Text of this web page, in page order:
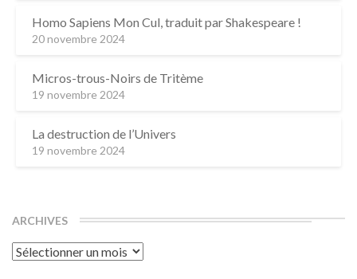
Homo Sapiens Mon Cul, traduit par Shakespeare !
20 novembre 2024
Micros-trous-Noirs de Tritème
19 novembre 2024
La destruction de l’Univers
19 novembre 2024
ARCHIVES
Archives